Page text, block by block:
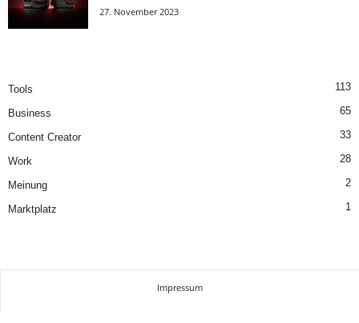
27. November 2023
Tools 113
Business 65
Content Creator 33
Work 28
Meinung 2
Marktplatz 1
Impressum